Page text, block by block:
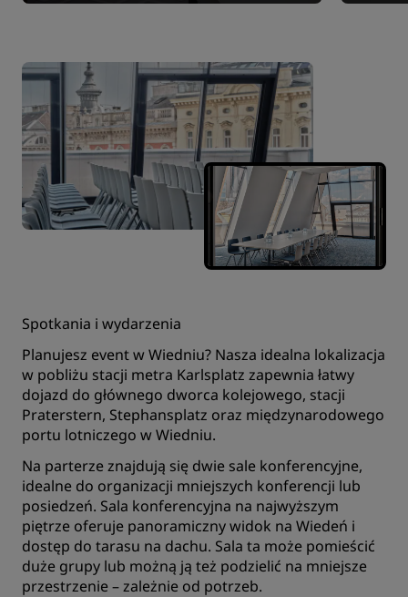
Spotkania i wydarzenia
Planujesz event w Wiedniu? Nasza idealna lokalizacja
w pobliżu stacji metra Karlsplatz zapewnia łatwy
dojazd do głównego dworca kolejowego, stacji
Praterstern, Stephansplatz oraz międzynarodowego
portu lotniczego w Wiedniu.
Na parterze znajdują się dwie sale konferencyjne,
idealne do organizacji mniejszych konferencji lub
posiedzeń. Sala konferencyjna na najwyższym
piętrze oferuje panoramiczny widok na Wiedeń i
dostęp do tarasu na dachu. Sala ta może pomieścić
duże grupy lub możną ją też podzielić na mniejsze
przestrzenie – zależnie od potrzeb.